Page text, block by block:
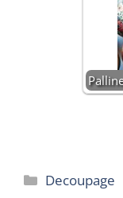
Categorie
Decoupage